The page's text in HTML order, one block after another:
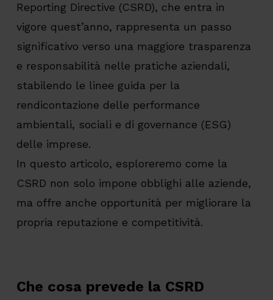
Reporting Directive (CSRD), che entra in
vigore quest’anno, rappresenta un passo
significativo verso una maggiore trasparenza
e responsabilità nelle pratiche aziendali,
stabilendo le linee guida per la
rendicontazione delle performance
ambientali, sociali e di governance (ESG)
delle imprese.
In questo articolo, esploreremo come la
CSRD non solo impone obblighi alle aziende,
ma offre anche opportunità per migliorare la
propria reputazione e competitività.
Che cosa prevede la CSRD